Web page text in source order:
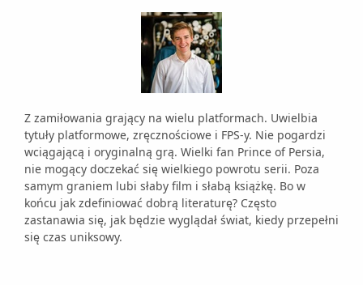
Z zamiłowania grający na wielu platformach. Uwielbia
tytuły platformowe, zręcznościowe i FPS-y. Nie pogardzi
wciągającą i oryginalną grą. Wielki fan Prince of Persia,
nie mogący doczekać się wielkiego powrotu serii. Poza
samym graniem lubi słaby film i słabą książkę. Bo w
końcu jak zdefiniować dobrą literaturę? Często
zastanawia się, jak będzie wyglądał świat, kiedy przepełni
się czas uniksowy.